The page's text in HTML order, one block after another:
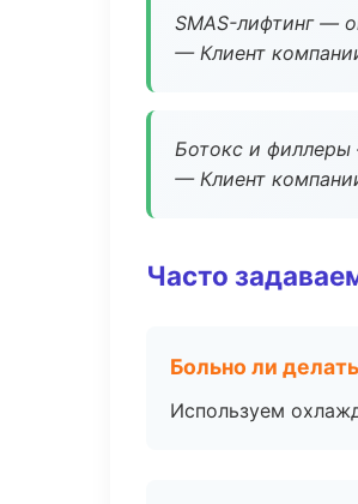
SMAS-лифтинг —
— Клиент
Ботокс и филлеры
— Клиент
Часто
Больно ли
Используем